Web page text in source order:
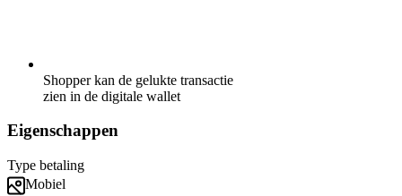
Shopper kan de gelukte transactie
zien in de digitale wallet
Eigenschappen
Type betaling
Mobiel